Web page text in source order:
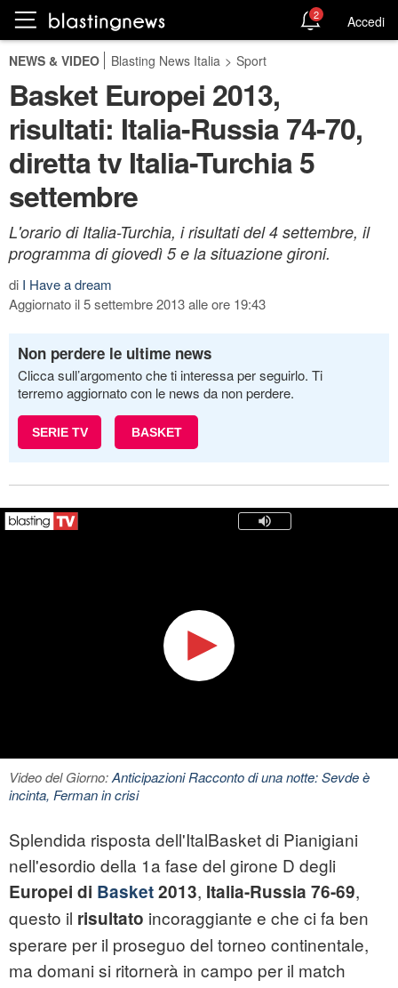
2 Accedi
NEWS & VIDEO Blasting News Italia > Sport
Basket Europei 2013,
risultati: Italia-Russia 74-70,
diretta tv Italia-Turchia 5
settembre
L'orario di Italia-Turchia, i risultati del 4 settembre, il
programma di giovedì 5 e la situazione gironi.
di I Have a dream
Aggiornato il 5 settembre 2013 alle ore 19:43
Non perdere le ultime news
Clicca sull’argomento che ti interessa per seguirlo. Ti
terremo aggiornato con le news da non perdere.
SERIE TV BASKET
Video del Giorno:Anticipazioni Racconto di una notte: Sevde è
incinta, Ferman in crisi
Splendida risposta dell'ItalBasket di Pianigiani
nell'esordio della 1a fase del girone D degli
Europei di Basket2013, Italia-Russia 76-69,
questo il risultato incoraggiante e che ci fa ben
sperare per il proseguo del torneo continentale,
ma domani si ritornerà in campo per il match